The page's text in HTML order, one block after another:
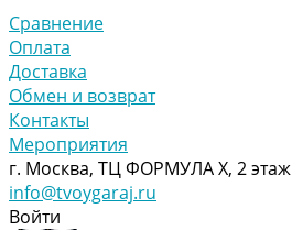
Сравнение
Оплата
Доставка
Обмен и возврат
Контакты
Мероприятия
г. Москва, ТЦ ФОРМУЛА Х, 2 этаж
info@tvoygaraj.ru
Войти